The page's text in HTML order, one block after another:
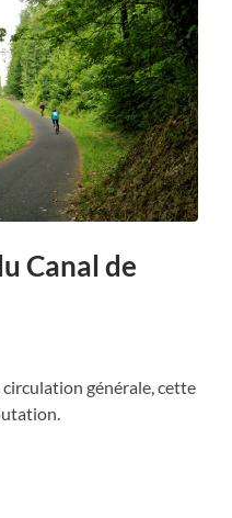
Canal de
circulation générale, cette